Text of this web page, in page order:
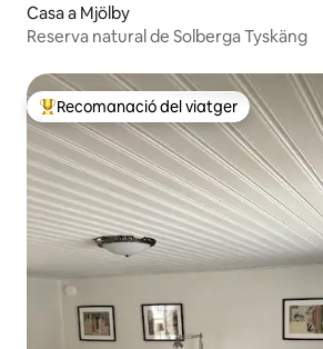
Casa a Mjölby
Reserva natural de Solberga Tyskäng
Principals recomanacions dels viatgers
Recomanació del viatger